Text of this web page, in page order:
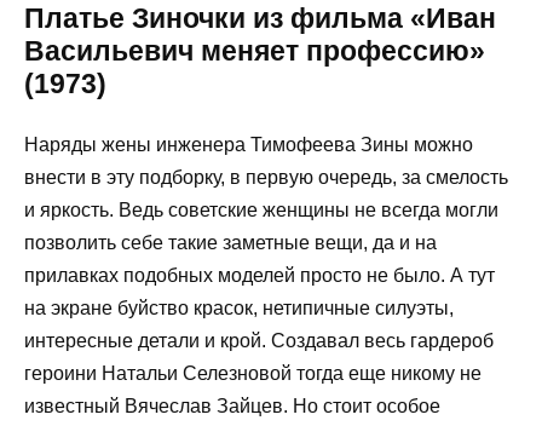
Платье Зиночки из фильма «Иван
Васильевич меняет профессию»
(1973)
Наряды жены инженера Тимофеева Зины можно
внести в эту подборку, в первую очередь, за смелость
и яркость. Ведь советские женщины не всегда могли
позволить себе такие заметные вещи, да и на
прилавках подобных моделей просто не было. А тут
на экране буйство красок, нетипичные силуэты,
интересные детали и крой. Создавал весь гардероб
героини Натальи Селезновой тогда еще никому не
известный Вячеслав Зайцев. Но стоит особое